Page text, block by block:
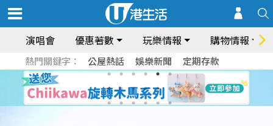
演唱會 優惠著數 玩樂情報 購物情報
熱門關鍵字： 公屋熱話 娛樂新聞 定期存款